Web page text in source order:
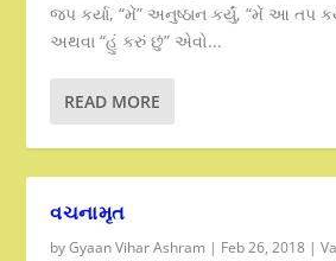
જપ કર્યા, “મેં” અનુષ્ઠાન કર્યું, “મેં આ તપ
અથવા “હું કરું છું” એવો...
READ MORE
વચનામૃત
byGyaan Vihar Ashram | Feb 26, 2018 |